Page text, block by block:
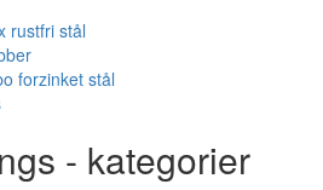
rustfri stål
forzinket stål
- kategorier